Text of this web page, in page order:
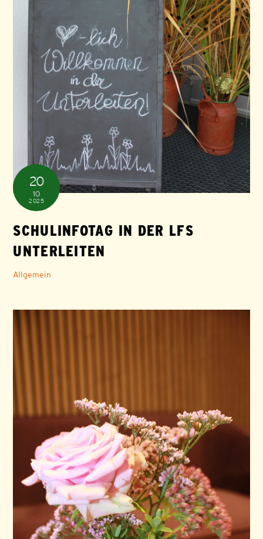
20
10
2025
SCHULINFOTAG IN DER LFS
UNTERLEITEN
Allgemein